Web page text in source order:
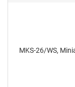
MKS-26/WS,